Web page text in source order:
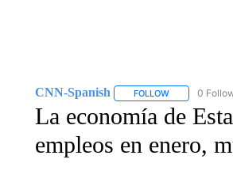
CNN-Spanish FOLLOWFOLLOW
0
La economía de
empleos en enero,